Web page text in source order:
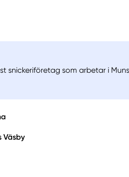
snickeriföretag som arbetar i
Väsby